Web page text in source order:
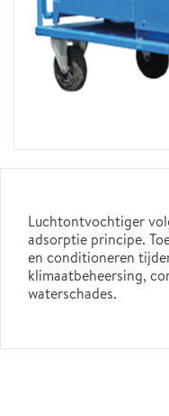
Luchtontvochtiger
adsorptie principe.
en conditioneren
klimaatbeheersing,
waterschades.